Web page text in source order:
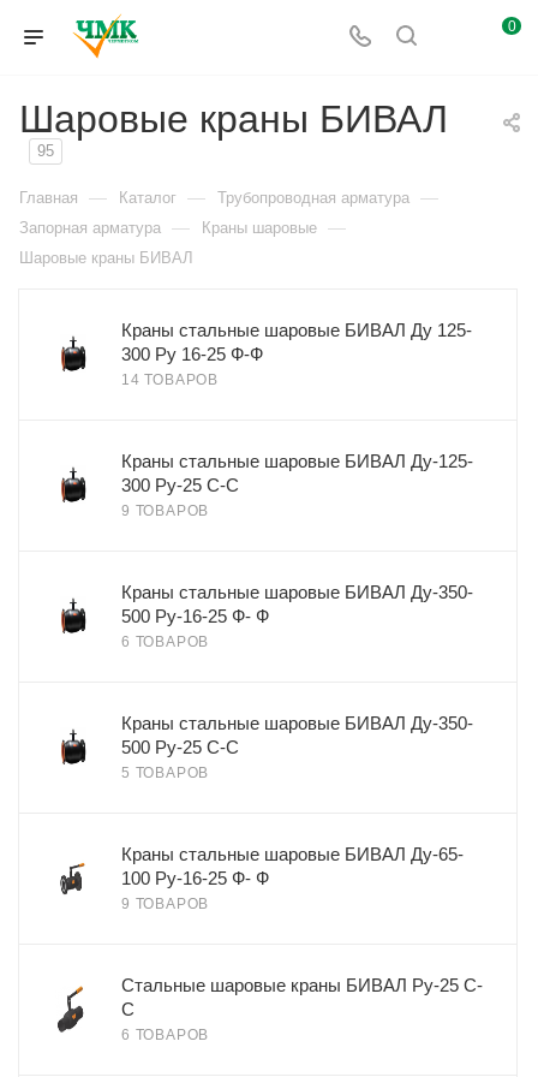
0
Шаровые краны БИВАЛ
95
Главная — Каталог — Трубопроводная арматура —
Запорная арматура — Краны шаровые —
Шаровые краны БИВАЛ
Краны стальные шаровые БИВАЛ Ду 125-
300 Ру 16-25 Ф-Ф
14 ТОВАРОВ
Краны стальные шаровые БИВАЛ Ду-125-
300 Ру-25 С-С
9 ТОВАРОВ
Краны стальные шаровые БИВАЛ Ду-350-
500 Ру-16-25 Ф- Ф
6 ТОВАРОВ
Краны стальные шаровые БИВАЛ Ду-350-
500 Ру-25 С-С
5 ТОВАРОВ
Краны стальные шаровые БИВАЛ Ду-65-
100 Ру-16-25 Ф- Ф
9 ТОВАРОВ
Стальные шаровые краны БИВАЛ Ру-25 С-
С
6 ТОВАРОВ